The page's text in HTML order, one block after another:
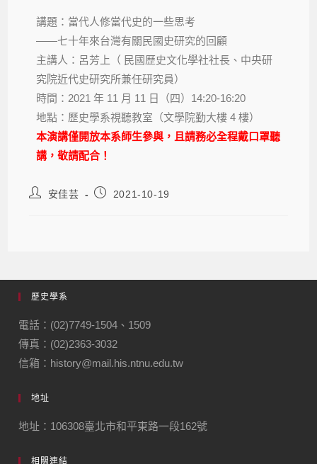
講題：當代人修當代史的一些思考
——七十年來台灣有關民國史研究的回顧
主講人：呂芳上（ 民國歷史文化學社社長、中央研
究院近代史研究所兼任研究員）
時間：2021 年 11 月 11 日（四）14:20-16:20
地點：歷史學系視聽教室（文學院勤大樓 4 樓）
本演講僅開放本系師生參與，且請務必全程戴口罩聽
講，敬請配合！
安佳芸 2021-10-19
歷史學系
電話：(02)7749-1504、1509
傳真：(02)2363-3032
信箱：history@mail.his.ntnu.edu.tw
地址
地址：106308臺北市和平東路一段162號
相關連結